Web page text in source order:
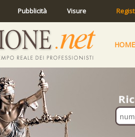
Pubblicità Visure
HOME